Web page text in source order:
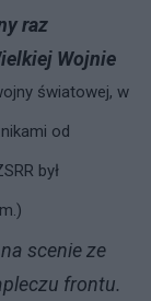
raz
Wojnie
światowej, w
od
był
scenie ze
frontu.